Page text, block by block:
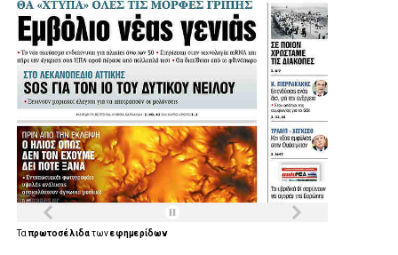
Ταπρωτοσέλιδατωνεφημερίδων